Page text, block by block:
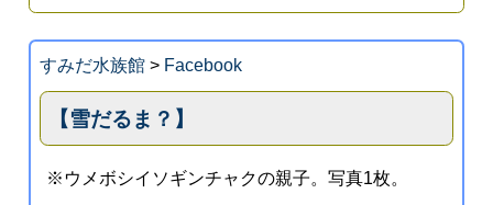
すみだ水族館> Facebook
【雪だるま？】
※ウメボシイソギンチャクの親子。写真1枚。